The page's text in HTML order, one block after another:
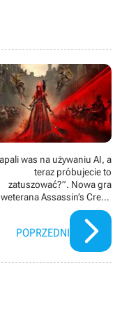
was na używaniu AI, a
teraz próbujecie to
zatuszować?”. Nowa gra
weterana Assassin’s Creed
podpadła graczom, a
twórców niewiele
zmieniły
POPRZEDNI